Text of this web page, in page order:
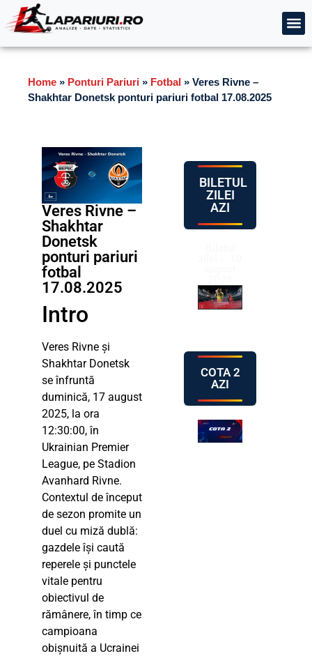
Home » Ponturi Pariuri » Fotbal » Veres Rivne –
Shakhtar Donetsk ponturi pariuri fotbal 17.08.2025
Veres Rivne –
Shakhtar
Donetsk
ponturi pariuri
fotbal
17.08.2025
Intro
Veres Rivne și
Shakhtar Donetsk
se înfruntă
duminică, 17 august
2025, la ora
12:30:00, în
Ukrainian Premier
League, pe Stadion
Avanhard Rivne.
Contextul de început
de sezon promite un
duel cu miză dublă:
gazdele își caută
reperele și punctele
vitale pentru
obiectivul de
rămânere, în timp ce
campioana
obișnuită a Ucrainei
BILETUL
ZILEI
AZI
COTA 2
AZI